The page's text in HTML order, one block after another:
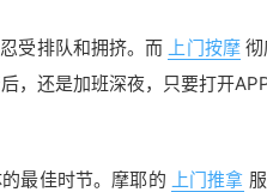
受排队和拥挤。而 上门按摩
，还是加班深夜，只要打开
最佳时节。摩耶的 上门推拿